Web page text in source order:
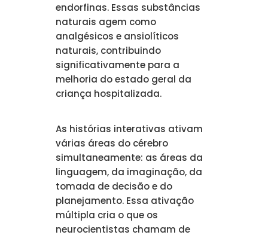
endorfinas. Essas substâncias
naturais agem como
analgésicos e ansiolíticos
naturais, contribuindo
significativamente para a
melhoria do estado geral da
criança hospitalizada.
As histórias interativas ativam
várias áreas do cérebro
simultaneamente: as áreas da
linguagem, da imaginação, da
tomada de decisão e do
planejamento. Essa ativação
múltipla cria o que os
neurocientistas chamam de